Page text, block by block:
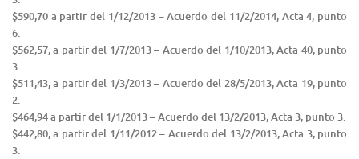
$590,70 a partir del 1/12/2013 – Acuerdo del 11/2/2014, Acta 4, punto
6.
$562,57, a partir del 1/7/2013 – Acuerdo del 1/10/2013, Acta 40, punto
3.
$511,43, a partir del 1/3/2013 – Acuerdo del 28/5/2013, Acta 19, punto
2.
$464,94 a partir del 1/1/2013 – Acuerdo del 13/2/2013, Acta 3, punto 3.
$442,80, a partir del 1/11/2012 – Acuerdo del 13/2/2013, Acta 3, punto
3.